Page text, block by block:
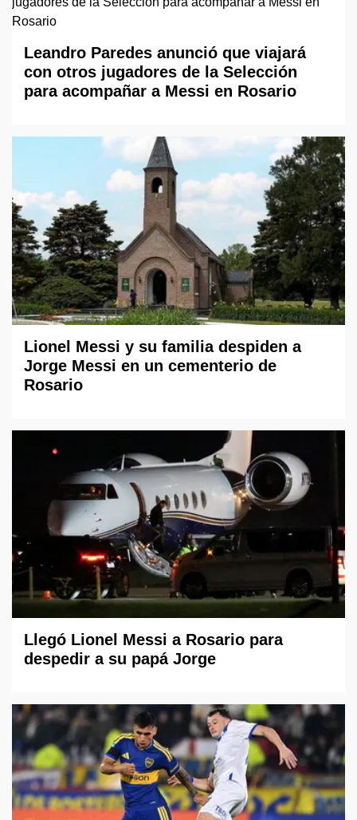
Leandro Paredes anunció que viajará
con otros jugadores de la Selección
para acompañar a Messi en Rosario
Lionel Messi y su familia despiden a
Jorge Messi en un cementerio de
Rosario
Llegó Lionel Messi a Rosario para
despedir a su papá Jorge